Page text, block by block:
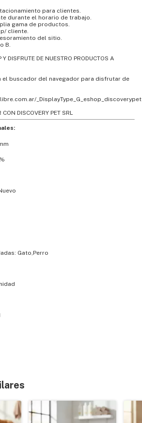
para clientes.
durante el horario de trabajo.
gama de productos.
cliente.
del sitio.
B.
DISFRUTE DE NUESTRO PRODUCTOS A
el buscador del navegador para disfrutar de
DISCOVERY PET SRL
Gato,Perro